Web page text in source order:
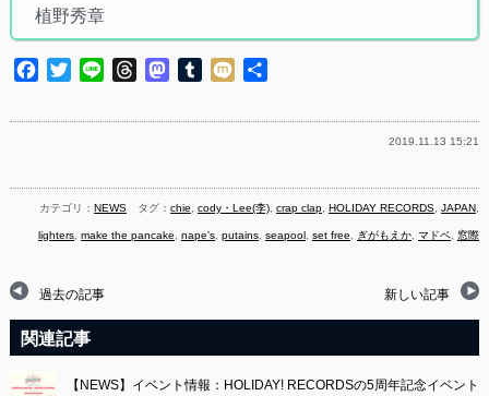
植野秀章​
Facebook
TwitterLine ThreadsMastodon
Tumblr
Mixi
2019.11.13 15:21
カテゴリ：NEWS タグ：chie ,cody・Lee(李) ,crap clap ,HOLIDAY RECORDS ,JAPAN
lighters ,make the pancake ,nape's ,putains ,seapool ,set free ぎがもえか ,マドベ 窓際
過去の記事 新しい記事
関連記事
【NEWS】イベント情報：HOLIDAY! RECORDSの5周年記念イベント